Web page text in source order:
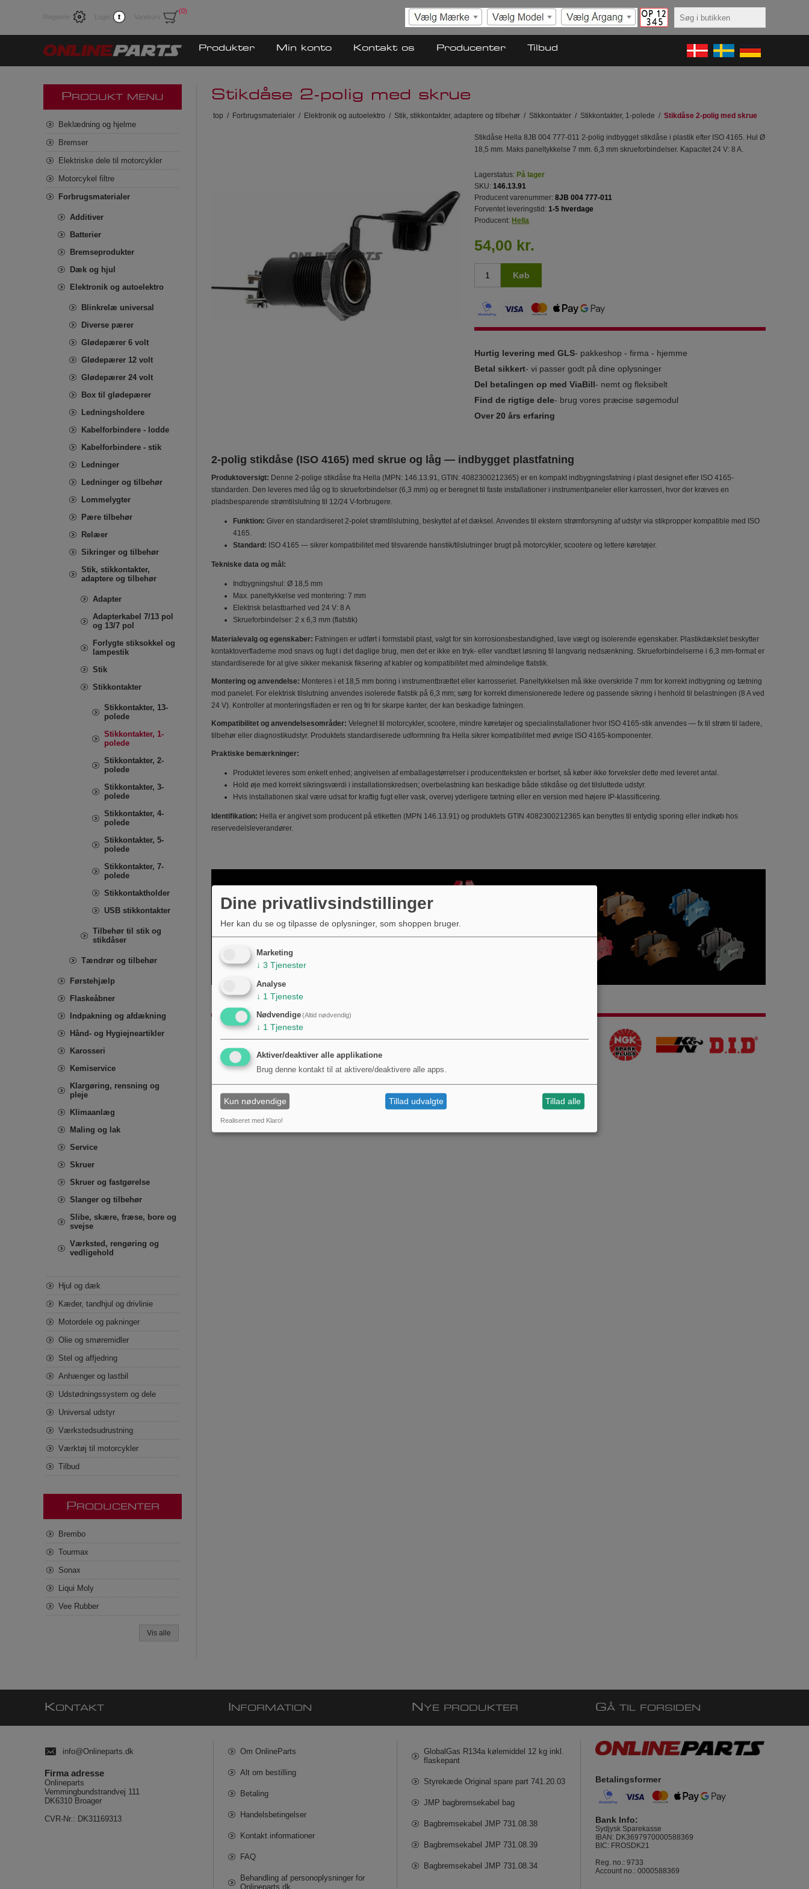
Registrér Login Varekurv
(0)
Produkter Min konto Kontakt os Producenter Tilbud
Stikdåse 2-polig med skrue
top / Forbrugsmaterialer / Elektronik og autoelektro / Stik, stikkontakter, adaptere og tilbehør / Stikkontakter / Stikkontakter, 1-polede / Stikdåse 2-polig med skrue
Stikdåse Hella 8JB 004 777-011 2-polig indbygget stikdåse i plastik efter ISO 4165. Hul Ø
18,5 mm. Maks paneltykkelse 7 mm. 6,3 mm skrueforbindelser. Kapacitet 24 V: 8 A.
Lagerstatus: På lager
SKU: 146.13.91
Producent varenummer: 8JB 004 777-011
Forventet leveringstid: 1-5 hverdage
Producent: Hella
54,00 kr.
Køb
Hurtig levering med GLS- pakkeshop - firma - hjemme
Betal sikkert- vi passer godt på dine oplysninger
Del betalingen op med ViaBill- nemt og fleksibelt
Find de rigtige dele- brug vores præcise søgemodul
Over 20 års erfaring
2-polig stikdåse (ISO 4165) med skrue og låg — indbygget plastfatning
Produktoversigt: Denne 2-polige stikdåse fra Hella (MPN: 146.13.91, GTIN: 4082300212365) er en kompakt indbygningsfatning i plast designet efter ISO 4165-
standarden. Den leveres med låg og to skrueforbindelser (6,3 mm) og er beregnet til faste installationer i instrumentpaneler eller karrosseri, hvor der kræves en
pladsbesparende strømtilslutning til 12/24 V-forbrugere.
Funktion: Giver en standardiseret 2-polet strømtilslutning, beskyttet af et dæksel. Anvendes til ekstern strømforsyning af udstyr via stikpropper kompatible med ISO
4165.
Standard: ISO 4165 — sikrer kompatibilitet med tilsvarende hanstik/tilslutninger brugt på motorcykler, scootere og lettere køretøjer.
Tekniske data og mål:
Indbygningshul: Ø 18,5 mm
Max. paneltykkelse ved montering: 7 mm
Elektrisk belastbarhed ved 24 V: 8 A
Skrueforbindelser: 2 x 6,3 mm (flatstik)
Materialevalg og egenskaber: Fatningen er udført i formstabil plast, valgt for sin korrosionsbestandighed, lave vægt og isolerende egenskaber. Plastikdækslet beskytter
kontaktoverfladerne mod snavs og fugt i det daglige brug, men det er ikke en tryk- eller vandtæt løsning til langvarig nedsænkning. Skrueforbindelserne i 6,3 mm-format er
standardiserede for at give sikker mekanisk fiksering af kabler og kompatibilitet med almindelige flatstik.
Montering og anvendelse: Monteres i et 18,5 mm boring i instrumentbrættet eller karrosseriet. Paneltykkelsen må ikke overskride 7 mm for korrekt indbygning og tætning
mod panelet. For elektrisk tilslutning anvendes isolerede flatstik på 6,3 mm; sørg for korrekt dimensionerede ledere og passende sikring i henhold til belastningen (8 A ved
24 V). Kontroller at monteringsfladen er ren og fri for skarpe kanter, der kan beskadige fatningen.
Kompatibilitet og anvendelsesområder: Velegnet til motorcykler, scootere, mindre køretøjer og specialinstallationer hvor ISO 4165-stik anvendes — fx til strøm til ladere,
tilbehør eller diagnostikudstyr. Produktets standardiserede udformning fra Hella sikrer kompatibilitet med øvrige ISO 4165-komponenter.
Praktiske bemærkninger:
Produktet leveres som enkelt enhed; angivelsen af emballagestørrelser i producentteksten er bortset, så køber ikke forveksler dette med leveret antal.
Hold øje med korrekt sikringsværdi i installationskredsen; overbelastning kan beskadige både stikdåse og det tilsluttede udstyr.
Hvis installationen skal være udsat for kraftig fugt eller vask, overvej yderligere tætning eller en version med højere IP-klassificering.
Identifikation: Hella er angivet som producent på etiketten (MPN 146.13.91) og produktets GTIN 4082300212365 kan benyttes til entydig sporing eller indkøb hos
reservedelsleverandører.
P RODUKT MENU
Beklædning og hjelme
Bremser
Elektriske dele til motorcykler
Motorcykel filtre
Forbrugsmaterialer
Additiver
Batterier
Bremseprodukter
Dæk og hjul
Elektronik og autoelektro
Blinkrelæ universal
Diverse pærer
Glødepærer 6 volt
Glødepærer 12 volt
Glødepærer 24 volt
Box til glødepærer
Ledningsholdere
Kabelforbindere - lodde
Kabelforbindere - stik
Ledninger
Ledninger og tilbehør
Lommelygter
Pære tilbehør
Relæer
Sikringer og tilbehør
Stik, stikkontakter,
adaptere og tilbehør
Adapter
Adapterkabel 7/13 pol
og 13/7 pol
Forlygte stiksokkel og
lampestik
Stik
Stikkontakter
Stikkontakter, 13-
polede
Stikkontakter, 1-
polede
Stikkontakter, 2-
polede
Stikkontakter, 3-
polede
Stikkontakter, 4-
polede
Stikkontakter, 5-
polede
Stikkontakter, 7-
polede
Stikkontaktholder
USB stikkontakter
Tilbehør til stik og
stikdåser
Tændrør og tilbehør
Førstehjælp
Flaskeåbner
Indpakning og afdækning
Hånd- og Hygiejneartikler
Karosseri
Kemiservice
Klargøring, rensning og
pleje
Klimaanlæg
Maling og lak
Service
Skruer
Skruer og fastgørelse
Slanger og tilbehør
Slibe, skære, fræse, bore og
svejse
Værksted, rengøring og
vedligehold
Hjul og dæk
Kæder, tandhjul og drivlinie
Motordele og pakninger
Olie og smøremidler
Stel og affjedring
Anhænger og lastbil
Udstødningssystem og dele
Universal udstyr
Værkstedsudrustning
Værktøj til motorcykler
Tilbud
P RODUCENTER
Brembo
Tourmax
Sonax
Liqui Moly
Vee Rubber
Vis alle
KONTAKT
info@Onlineparts.dk
Firma adresse
Onlineparts
Vemmingbundstrandvej 111
DK6310 Broager
CVR-Nr.: DK31169313
NFORMATION
Om OnlineParts
Alt om bestilling
Betaling
Handelsbetingelser
Kontakt informationer
FAQ
Behandling af personoplysninger for
Onlineparts.dk
N YE PRODUKTER
GlobalGas R134a kølemiddel 12 kg inkl.
flaskepant
Styrekæde Original spare part 741.20.03
JMP bagbremsekabel bag
Bagbremsekabel JMP 731.08.38
Bagbremsekabel JMP 731.08.39
Bagbremsekabel JMP 731.08.34
GÅ TIL FORSIDEN
Betalingsformer
Bank Info:
Sydjysk Sparekasse
IBAN: DK3697970000588369
BIC: FROSDK21
Reg. no.: 9733
Account no.: 0000588369
Dine privatlivsindstillinger
Her kan du se og tilpasse de oplysninger, som shoppen bruger.
Marketing
↓ 3 Tjenester
Analyse
↓ 1 Tjeneste
Nødvendige(Altid nødvendig)
↓ 1 Tjeneste
Aktiver/deaktiver alle applikatione
Brug denne kontakt til at aktivere/deaktivere alle apps.
Kun nødvendige Tillad udvalgte Tillad alle
Realiseret med Klaro!